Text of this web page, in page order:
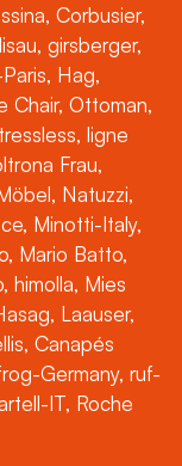
Corbusier,
girsberger,
Hag,
Chair, Ottoman,
ligne
Frau,
Natuzzi,
Minotti-Italy,
Mario Batto,
himolla, Mies
Laauser,
Canapés
Germany, ruf-
IT, Roche